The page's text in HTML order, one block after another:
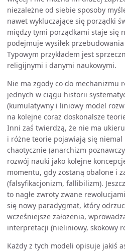
niezależne od siebie sposoby
nawet wykluczające się porządki
między tymi porządkami staje się
podejmuje wysiłek
Typowym przykładem jest
religijnymi i danymi naukowymi.
Nie ma zgody co do mechanizmu
jednych w ciągu historii
(kumulatywny i liniowy model
na kolejne coraz doskonalsze
Inni zaś twierdzą, że nie ma
i różne teorie pojawiają się
chaotycznie (anarchizm
rozwój nauki jako kolejne
momentu, gdy zostaną obalone i
(falsyfikacjonizm, fallibilizm).
to nagłe zwroty zwane
się nowy paradygmat, który
wcześniejsze założenia,
interpretacji (nieliniowy, skokowy
Każdy z tych modeli opisuje jakiś